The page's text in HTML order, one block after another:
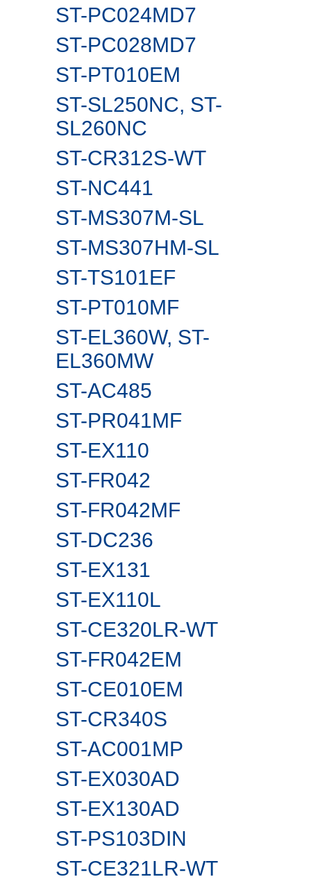
ST-PC024MD7
ST-PC028MD7
ST-PT010EM
ST-SL250NC, ST-
SL260NС
ST-CR312S-WT
ST-NC441
ST-MS307M-SL
ST-MS307HM-SL
ST-TS101EF
ST-PT010MF
ST-EL360W, ST-
EL360MW
ST-AC485
ST-PR041MF
ST-EX110
ST-FR042
ST-FR042MF
ST-DC236
ST-EX131
ST-EX110L
ST-CE320LR-WT
ST-FR042EM
ST-CE010EM
ST-CR340S
ST-AC001MP
ST-EX030AD
ST-EX130AD
ST-PS103DIN
ST-CE321LR-WT